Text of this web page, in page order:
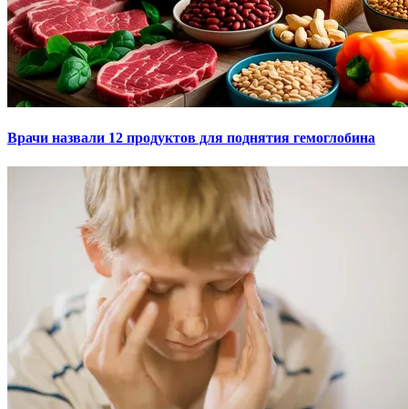
Врачи назвали 12 продуктов для поднятия гемоглобина